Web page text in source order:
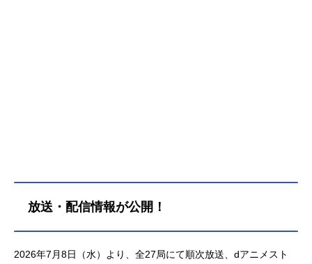
放送・配信情報が公開！
2026年7月8日（水）より、全27局にて順次放送、dアニメスト